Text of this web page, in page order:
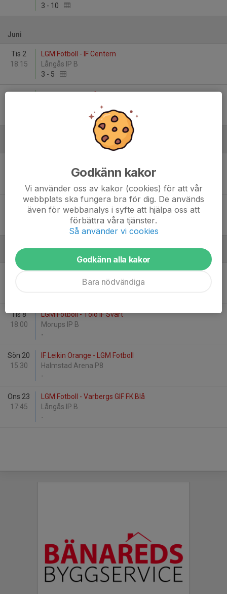
3 - 10
Juni
Tis 2
18:15
LGM Fotboll - IF Centern
Långås IP B
3 - 5
Halmstad Arena P8
Påskbergsvallen C
Sön 23
LGM Fotboll - Trönninge IF
Glommens IP 1
September
Lör 5
IF Centern - LGM Fotboll
Kärlekens IP 2
Tis 8
18:00
LGM Fotboll - Tölö IF Svart
Morups IP B
-
Sön 20
15:30
IF Leikin Orange - LGM Fotboll
Halmstad Arena P8
-
Ons 23
17:45
LGM Fotboll - Varbergs GIF FK Blå
Långås IP B
-
Godkänn kakor
Vi använder oss av kakor (cookies) för att vår
webbplats ska fungera bra för dig. De används
även för webbanalys i syfte att hjälpa oss att
förbättra våra tjänster.
Så använder vi cookies
Godkänn alla kakor
Bara nödvändiga